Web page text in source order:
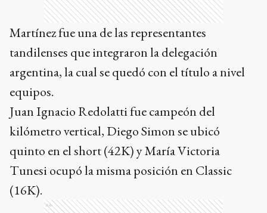
Martínez fue una de las representantes
tandilenses que integraron la delegación
argentina, la cual se quedó con el título a nivel
equipos.
Juan Ignacio Redolatti fue campeón del
kilómetro vertical, Diego Simon se ubicó
quinto en el short (42K) y María Victoria
Tunesi ocupó la misma posición en Classic
(16K).
Ads